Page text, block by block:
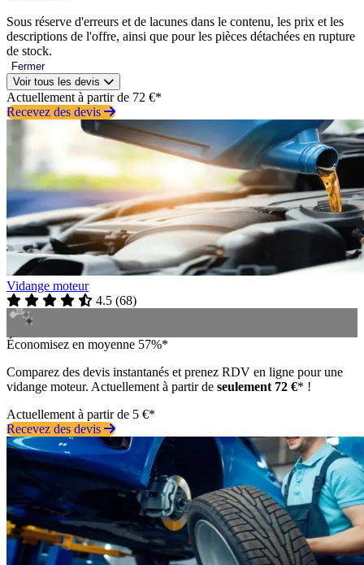
Sous réserve d'erreurs et de lacunes dans le contenu, les prix et les
descriptions de l'offre, ainsi que pour les pièces détachées en rupture
de stock.
Fermer
Voir tous les devis
Actuellement à partir de 72 €*
Recevez des devis
Vidange moteur
4.5 (68)
Économisez en moyenne 57%*
Comparez des devis instantanés et prenez RDV en ligne pour une
vidange moteur. Actuellement à partir de seulement 72 €* !
Actuellement à partir de 5 €*
Recevez des devis